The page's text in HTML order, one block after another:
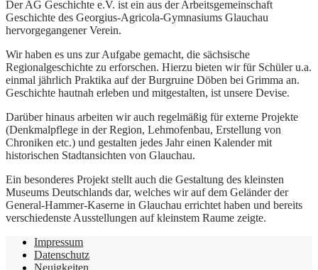
Der AG Geschichte e.V. ist ein aus der Arbeitsgemeinschaft
Geschichte des Georgius-Agricola-Gymnasiums Glauchau
hervorgegangener Verein.
Wir haben es uns zur Aufgabe gemacht, die sächsische
Regionalgeschichte zu erforschen. Hierzu bieten wir für Schüler u.a.
einmal jährlich Praktika auf der Burgruine Döben bei Grimma an.
Geschichte hautnah erleben und mitgestalten, ist unsere Devise.
Darüber hinaus arbeiten wir auch regelmäßig für externe Projekte
(Denkmalpflege in der Region, Lehmofenbau, Erstellung von
Chroniken etc.) und gestalten jedes Jahr einen Kalender mit
historischen Stadtansichten von Glauchau.
Ein besonderes Projekt stellt auch die Gestaltung des kleinsten
Museums Deutschlands dar, welches wir auf dem Geländer der
General-Hammer-Kaserne in Glauchau errichtet haben und bereits
verschiedenste Ausstellungen auf kleinstem Raume zeigte.
Impressum
Datenschutz
Neuigkeiten